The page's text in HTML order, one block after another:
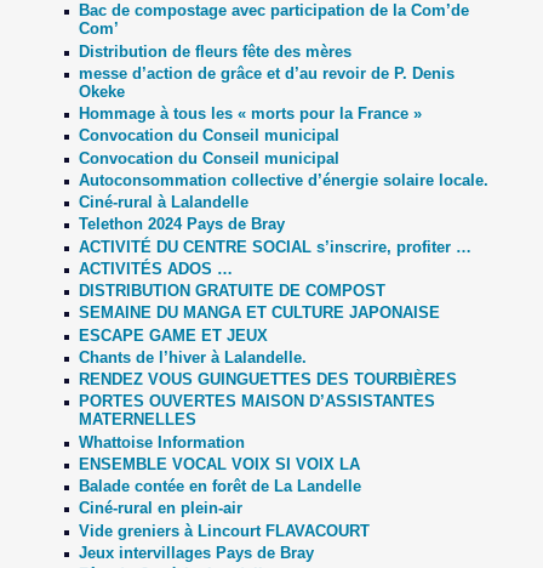
Bac de compostage avec participation de la Com’de
Com’
Distribution de fleurs fête des mères
messe d’action de grâce et d’au revoir de P. Denis
Okeke
Hommage à tous les « morts pour la France »
Convocation du Conseil municipal
Convocation du Conseil municipal
Autoconsommation collective d’énergie solaire locale.
Ciné-rural à Lalandelle
Telethon 2024 Pays de Bray
ACTIVITÉ DU CENTRE SOCIAL s’inscrire, profiter …
ACTIVITÉS ADOS …
DISTRIBUTION GRATUITE DE COMPOST
SEMAINE DU MANGA ET CULTURE JAPONAISE
ESCAPE GAME ET JEUX
Chants de l’hiver à Lalandelle.
RENDEZ VOUS GUINGUETTES DES TOURBIÈRES
PORTES OUVERTES MAISON D’ASSISTANTES
MATERNELLES
Whattoise Information
ENSEMBLE VOCAL VOIX SI VOIX LA
Balade contée en forêt de La Landelle
Ciné-rural en plein-air
Vide greniers à Lincourt FLAVACOURT
Jeux intervillages Pays de Bray